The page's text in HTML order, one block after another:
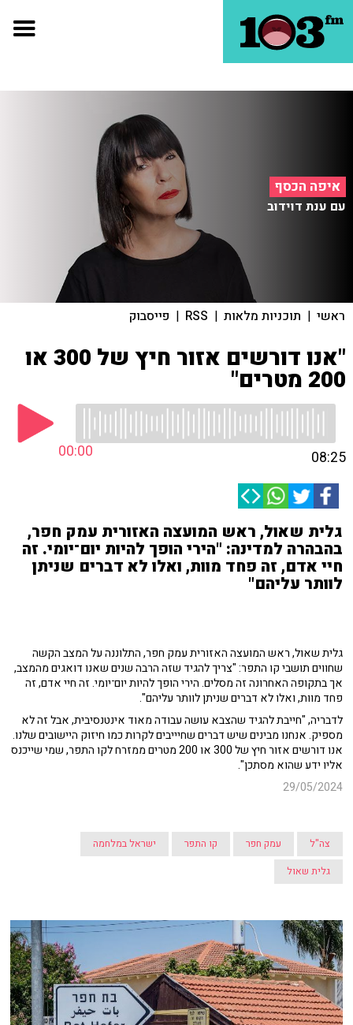
איפה הכסף
עם ענת דוידוב
ראשי | תוכניות מלאות |
RSS
| פייסבוק
"אנו דורשים אזור חיץ של 300 או
200 מטרים"
00:00 08:25
גלית שאול, ראש המועצה האזורית עמק חפר,
בהבהרה למדינה: "הירי הופך להיות יום־יומי. זה
חיי אדם, זה פחד מוות, ואלו לא דברים שניתן
לוותר עליהם"
גלית שאול, ראש המועצה האזורית עמק חפר, התלוננה על המצב הקשה
שחווים תושבי קו התפר: "צריך להגיד שזה הרבה שנים שאנו דואגים מהמצב,
אך בתקופה האחרונה זה מסלים. הירי הופך להיות יום־יומי. זה חיי אדם, זה
פחד מוות, ואלו לא דברים שניתן לוותר עליהם".
לדבריה, "חייבת להגיד שהצבא עושה עבודה מאוד אינטנסיבית, אבל זה לא
מספיק. אנחנו מבינים שיש דברים שחיייבים לקרות כמו חיזוק היישובים שלנו.
אנו דורשים אזור חיץ של 300 או 200 מטרים ממזרח לקו התפר, שמי שייכנס
אליו ידע שהוא מסתכן".
29/05/2024
צה"ל עמק חפר קו התפר
ישראל במלחמה
גלית שאול